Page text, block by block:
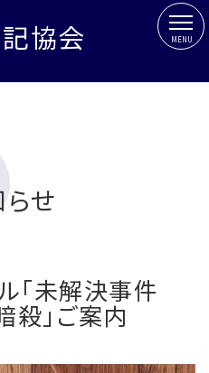
協会 MENU
せ
「未解決事件
殺」ご案内